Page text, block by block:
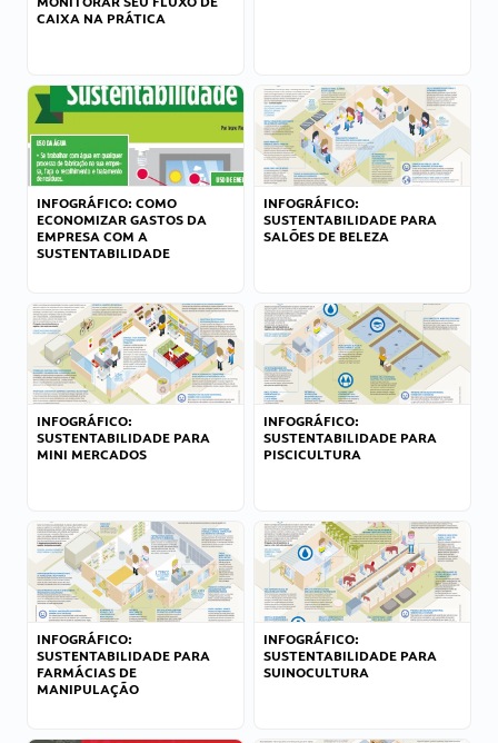
CAIXA NA PRÁTICA
INFOGRÁFICO: COMO
ECONOMIZAR GASTOS DA
EMPRESA COM A
SUSTENTABILIDADE
INFOGRÁFICO:
SUSTENTABILIDADE PARA
SALÕES DE BELEZA
INFOGRÁFICO:
SUSTENTABILIDADE PARA
MINI MERCADOS
INFOGRÁFICO:
SUSTENTABILIDADE PARA
PISCICULTURA
INFOGRÁFICO:
SUSTENTABILIDADE PARA
FARMÁCIAS DE
MANIPULAÇÃO
INFOGRÁFICO:
SUSTENTABILIDADE PARA
SUINOCULTURA